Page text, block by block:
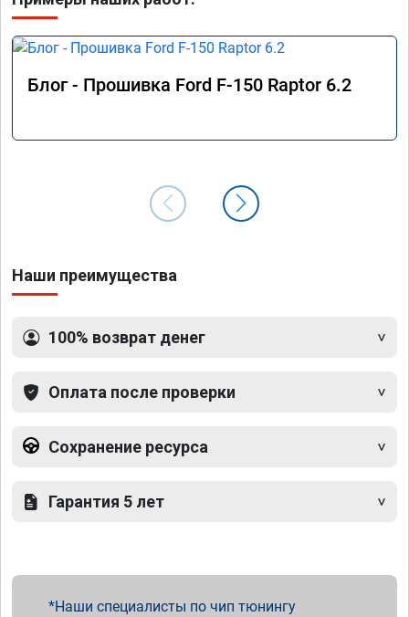
Блог - Прошивка Ford F-150 Raptor 6.2
Наши преимущества
100% возврат денег
Оплата после проверки
Сохранение ресурса
Гарантия 5 лет
Наши специалисты по чип тюнингу